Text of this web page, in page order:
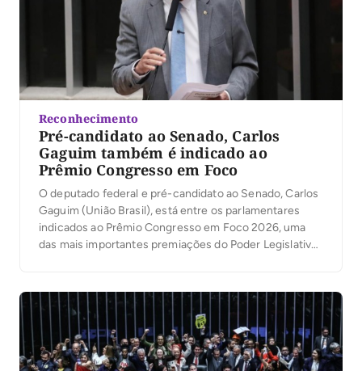
Reconhecimento
Pré-candidato ao Senado, Carlos
Gaguim também é indicado ao
Prêmio Congresso em Foco
O deputado federal e pré-candidato ao Senado, Carlos
Gaguim (União Brasil), está entre os parlamentares
indicados ao Prêmio Congresso em Foco 2026, uma
das mais importantes premiações do Poder Legislativo
escolha dos deputados e senadores que mais se
destacaram no […]